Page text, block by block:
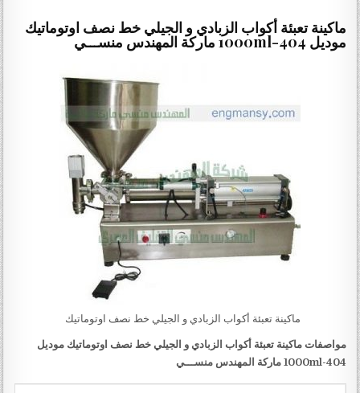
ماكينة تعبئة أكواب الزبادي و الجيلي خط نصف اوتوماتيك
موديل 404-1000ml ماركة المهندس منســـي
ماكينة تعبئة أكواب الزبادي و الجيلي خط نصف اوتوماتيك
مواصفاتماكينة تعبئة أكواب الزبادي و الجيلي خط نصف اوتوماتيك موديل
404-1000ml
ماركة المهندس منســـي